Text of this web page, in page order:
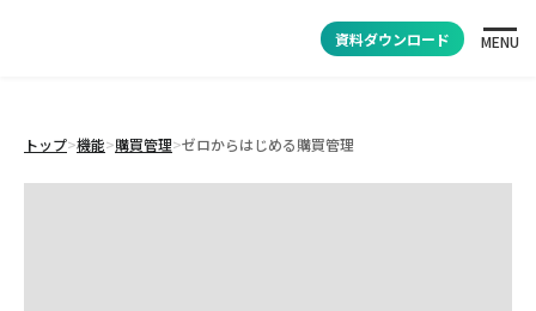
資料ダウンロード MENU
トップ>機能>購買管理>ゼロからはじめる購買管理